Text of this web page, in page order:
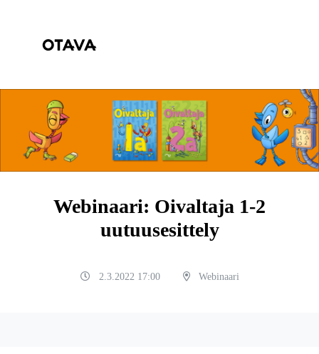
Webinaari: Oivaltaja 1-2
uutuusesittely
2.3.2022 17:00 Webinaari